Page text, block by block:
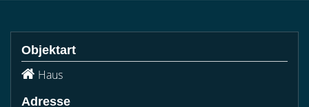
Objektart
Haus
Adresse